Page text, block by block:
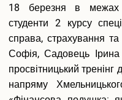
18 березня в межах
студенти 2 курсу
справа, страхування
Софія, Садовець
просвітницький тренінг
напряму